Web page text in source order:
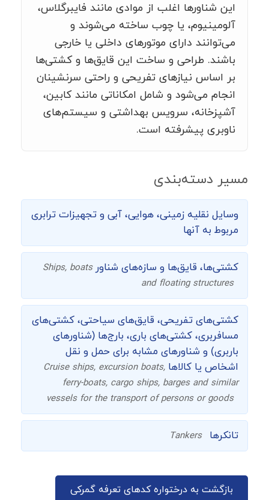
این شناورها اغلب از موادی مانند فایبرگلاس،
آلومینیوم، یا چوب ساخته می‌شوند و
می‌توانند دارای موتورهای داخلی یا خارجی
باشند. طراحی و ساخت این قایق‌ها و کشتی‌ها
بر اساس نیازهای تفریحی و راحتی سرنشینان
انجام می‌شود و شامل امکاناتی مانند کابین،
آشپزخانه، سرویس بهداشتی و سیستم‌های
ناوبری پیشرفته است.
مسیر دسته‌بندی
وسایل نقلیه زمینی، هوایی، آبی و تجهیزات ترابری
مربوط به آنها
کشتی‌ها، قایق‌ها و سازه‌های شناورShips, boats
and floating structures
کشتی‌های تفریحی، قایق‌های سیاحتی، کشتی‌های
مسافربری، کشتی‌های باری، بارج‌ها (شناورهای
باربری) و شناورهای مشابه برای حمل و نقل
اشخاص یا کالاها Cruise ships, excursion boats,
ferry-boats, cargo ships, barges and similar
vessels for the transport of persons or goods
تانکرها Tankers
بازگشت به درختواره کدهای تعرفه گمرکی